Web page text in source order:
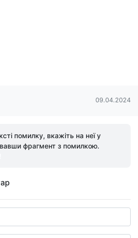
09.04.2024
помилку, вкажіть на неї у
фрагмент з помилкою.